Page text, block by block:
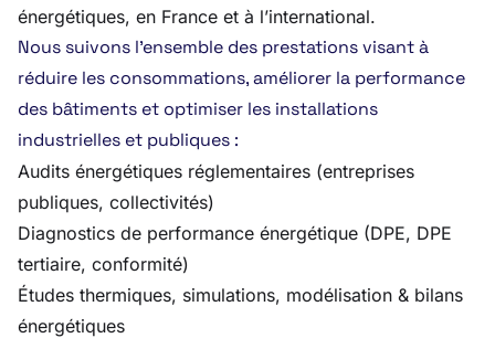
énergétiques, en France et à l’international.
Nous suivons l’ensemble des prestations visant à
réduire les consommations, améliorer la performance
des bâtiments et optimiser les installations
industrielles et publiques :
Audits énergétiques réglementaires (entreprises
publiques, collectivités)
Diagnostics de performance énergétique (DPE, DPE
tertiaire, conformité)
Études thermiques, simulations, modélisation & bilans
énergétiques